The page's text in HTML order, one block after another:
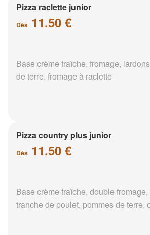
Pizza raclette junior
Dès 11.50 €
Base crème fraîche, fromage,
de terre, fromage à raclette
Pizza country plus junior
Dès 11.50 €
Base crème fraîche, double
tranche de poulet, pommes de terre,